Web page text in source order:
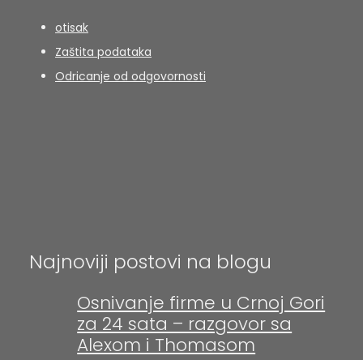
otisak
Zaštita podataka
Odricanje od odgovornosti
Najnoviji postovi na blogu
Osnivanje firme u Crnoj Gori
za 24 sata – razgovor sa
Alexom i Thomasom